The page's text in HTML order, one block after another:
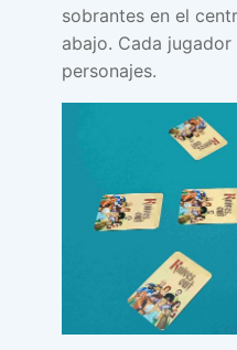
sobrantes en el
abajo. Cada
personajes.